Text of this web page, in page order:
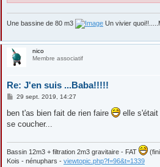
Une bassine de 80 m3 Un vivier
nico
Membre associatif
Re: J'en suis ...Baba!!!!!
M
s
s
a
29 sept. 2019, 14:27
ben t'as bien fait de rien faire
elle s'était
se coucher...
Bassin 12m3 + filtration 2m3 gravitaire - FAT
Kois - nénuphars - viewtopic.php?f=96&t=1339